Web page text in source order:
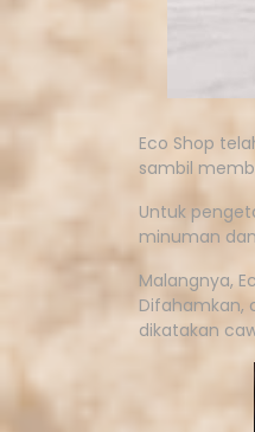
Eco Shop
sambil
Untuk
minuman
Malangnya,
Difahamkan,
dikatakan